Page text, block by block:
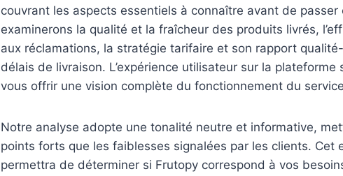
couvrant les aspects essentiels à connaître avant de passer
examinerons la qualité et la fraîcheur des produits livrés,
aux réclamations, la stratégie tarifaire et son rapport
délais de livraison. L’expérience utilisateur sur la
vous offrir une vision complète du fonctionnement du
Notre analyse adopte une tonalité neutre et informative,
points forts que les faiblesses signalées par les clients. Cet
permettra de déterminer si Frutopy correspond à vos